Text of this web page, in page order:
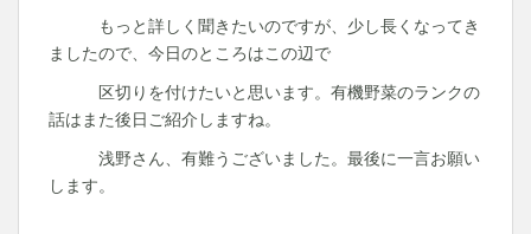
もっと詳しく聞きたいのですが、少し長くなってき
ましたので、今日のところはこの辺で
区切りを付けたいと思います。有機野菜のランクの
話はまた後日ご紹介しますね。
浅野さん、有難うございました。最後に一言お願い
します。